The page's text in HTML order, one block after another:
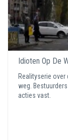
Idioten Op De
Realityserie
weg.
acties vast.